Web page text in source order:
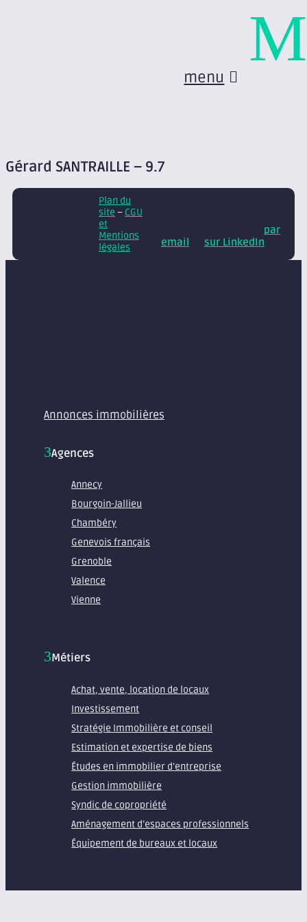
menu
Gérard SANTRAILLE – 9.7
Plan du
site – CGU
et
Mentions
légales
par
email
sur LinkedIn
Annonces immobilières
Agences
Annecy
Bourgoin-Jallieu
Chambéry
Genevois français
Grenoble
Valence
Vienne
Métiers
Achat, vente, location de locaux
Investissement
Stratégie Immobilière et conseil
Estimation et expertise de biens
Études en immobilier d’entreprise
Gestion immobilière
Syndic de copropriété
Aménagement d’espaces professionnels
Équipement de bureaux et locaux
M